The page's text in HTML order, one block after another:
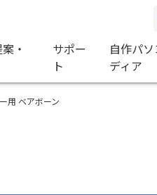
・
サポー
ト
自作パ
ディア
用 ベアボーン